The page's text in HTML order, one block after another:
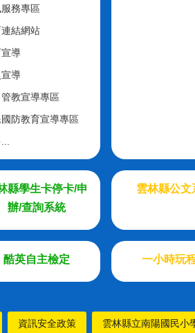
務專區
結網站
導
導
教宣導專區
防教育宣導專區
縣學生卡停卡/申
辦/查詢系統
雲林縣公文
酷英自主檢定 一小時玩
資訊安全政策 雲林縣立南陽國民小